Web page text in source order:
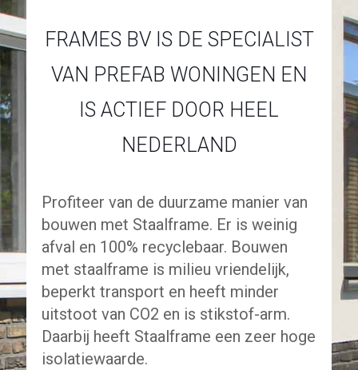
FRAMES BV IS DE SPECIALIST
VAN PREFAB WONINGEN EN
IS ACTIEF DOOR HEEL
NEDERLAND
Profiteer van de duurzame manier van
bouwen met Staalframe. Er is weinig
afval en 100% recyclebaar. Bouwen
met staalframe is milieu vriendelijk,
beperkt transport en heeft minder
uitstoot van CO2 en is stikstof-arm.
Daarbij heeft Staalframe een zeer hoge
isolatiewaarde.